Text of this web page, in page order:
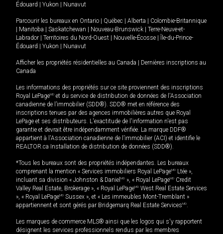
Édouard | Yukon | Nunavut
Parcourir les bureaux en Ontario | Québec | Alberta | Colombie-Britannique
| Manitoba | Saskatchewan | Nouveau-Brunswick | Terre-Neuve-et-
Labrador | Territoires du Nord-Ouest | Nouvelle-Écosse | Île-du-Prince-
Édouard | Yukon | Nunavut
Afficher les propriétés résidentielles au Canada | Dernières inscriptions au
Canada
Les informations des propriétés sur ce site proviennent des inscriptions
Royal LePageMD et du service de distribution de données de l'Association
canadienne de l’immobilier (SDD®). SDD® met en référence des
inscriptions tenues par des agences immobilières autres que Royal
LePage et ses distributeurs. L'exactitude de l'information n'est pas
garantie et devrait être indépendamment vérifiée. La marque DDF®
appartient à l'Association canadienne de l’immobilier (ACI) et identifie le
REALTOR.ca Installation de distribution de données (SDD®).
*Tous les bureaux sont des propriétés indépendantes. Les bureaux
comprenant la mention « Services immobiliers Royal LePageMD Ltée »,
incluant sa division « Johnston & Daniel MD », « Royal LePageMD Credit
Valley Real Estate, Brokerage », « Royal LePageMD West Real Estate Services
», « Royal LePageMD Sussex », et « Les immeubles Mont-Tremblant »
appartiennent et sont gérés par Bridgemarq Real Estate ServicesMD
Les marques de commerce MLS® ainsi que les logos qui s'y rapportent
désignent les services professionnels rendus par les membres